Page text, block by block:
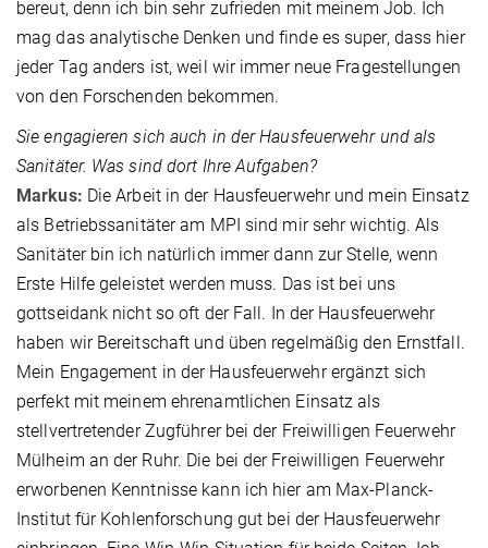
bereut, denn ich bin sehr zufrieden mit meinem Job. Ich
mag das analytische Denken und finde es super, dass hier
jeder Tag anders ist, weil wir immer neue Fragestellungen
von den Forschenden bekommen.
Sie engagieren sich auch in der Hausfeuerwehr und als
Sanitäter. Was sind dort Ihre Aufgaben?
Markus: Die Arbeit in der Hausfeuerwehr und mein Einsatz
als Betriebssanitäter am MPI sind mir sehr wichtig. Als
Sanitäter bin ich natürlich immer dann zur Stelle, wenn
Erste Hilfe geleistet werden muss. Das ist bei uns
gottseidank nicht so oft der Fall. In der Hausfeuerwehr
haben wir Bereitschaft und üben regelmäßig den Ernstfall.
Mein Engagement in der Hausfeuerwehr ergänzt sich
perfekt mit meinem ehrenamtlichen Einsatz als
stellvertretender Zugführer bei der Freiwilligen Feuerwehr
Mülheim an der Ruhr. Die bei der Freiwilligen Feuerwehr
erworbenen Kenntnisse kann ich hier am Max-Planck-
Institut für Kohlenforschung gut bei der Hausfeuerwehr